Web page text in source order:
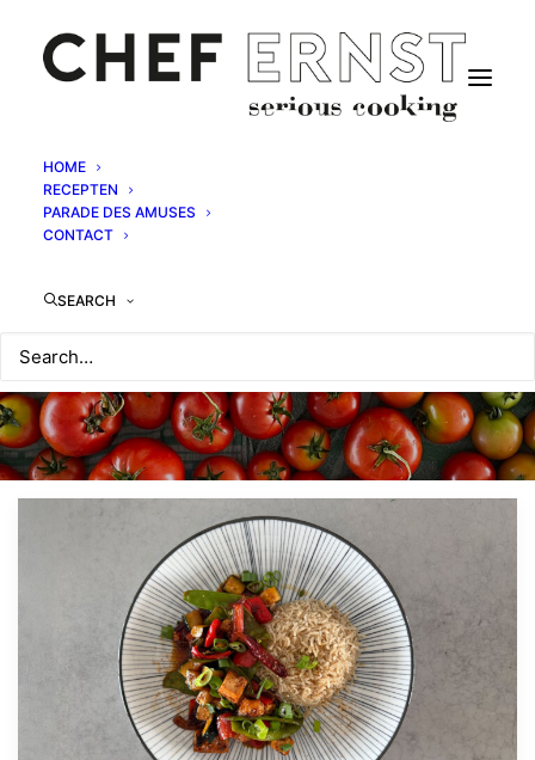
HOME
RECEPTEN
PARADE DES AMUSES
CONTACT
SEARCH